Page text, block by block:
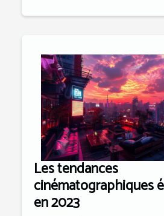
Les tendances
cinématographiques
en 2023